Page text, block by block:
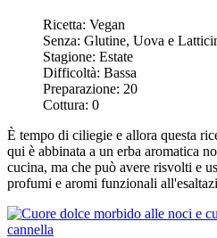
Ricetta: Vegan
Senza: Glutine, Uova e
Stagione: Estate
Difficoltà: Bassa
Preparazione: 20
Cottura: 0
È tempo di ciliegie e allora questa
qui è abbinata a un erba aromatica
cucina, ma che può avere risvolti e
profumi e aromi funzionali